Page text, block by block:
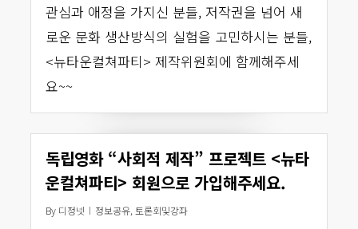
관심과 애정을 가지신 분들, 저작권을 넘어 새
로운 문화 생산방식의 실험을 고민하시는 분들,
<뉴타운컬쳐파티> 제작위원회에 함께해주세
요~~
독립영화 “사회적 제작” 프로젝트 <뉴타
운컬쳐파티> 회원으로 가입해주세요.
By 디정넷 정보공유, 토론회및강좌